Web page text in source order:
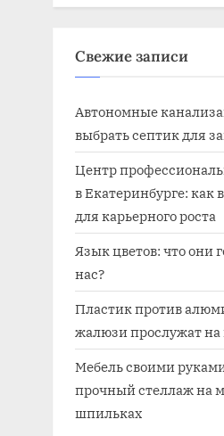
Свежие записи
Автономные
выбрать септик для
Центр
в Екатеринбурге: как
для карьерного роста
Язык цветов: что они
нас?
Пластик против
жалюзи прослужат на
Мебель своими
прочный стеллаж на
шпильках